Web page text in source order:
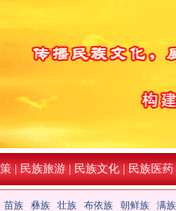
民族旅游 民族文化 民族医药
苗族 彝族 壮族 布依族 朝鲜族 满族